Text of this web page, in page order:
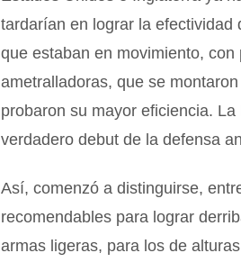
tardarían en lograr la
que estaban en movimiento,
ametralladoras, que se
probaron su mayor eficiencia.
verdadero debut de la defensa
Así, comenzó a distinguirse,
recomendables para lograr
armas ligeras, para los de